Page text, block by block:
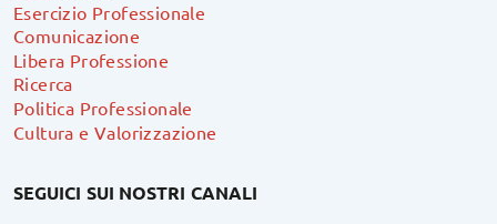
Esercizio Professionale
Comunicazione
Libera Professione
Ricerca
Politica Professionale
Cultura e Valorizzazione
SEGUICI SUI NOSTRI CANALI